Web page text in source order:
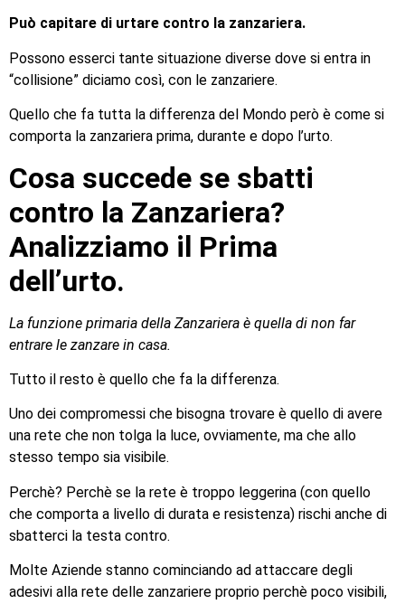
Può capitare di urtare contro la zanzariera.
Possono esserci tante situazione diverse dove si entra in
“collisione” diciamo così, con le zanzariere.
Quello che fa tutta la differenza del Mondo però è come si
comporta la zanzariera prima, durante e dopo l’urto.
Cosa succede se sbatti
contro la Zanzariera?
Analizziamo il Prima
dell’urto.
La funzione primaria della Zanzariera è quella di non far
entrare le zanzare in casa.
Tutto il resto è quello che fa la differenza.
Uno dei compromessi che bisogna trovare è quello di avere
una rete che non tolga la luce, ovviamente, ma che allo
stesso tempo sia visibile.
Perchè? Perchè se la rete è troppo leggerina (con quello
che comporta a livello di durata e resistenza) rischi anche di
sbatterci la testa contro.
Molte Aziende stanno cominciando ad attaccare degli
adesivi alla rete delle zanzariere proprio perchè poco visibili,